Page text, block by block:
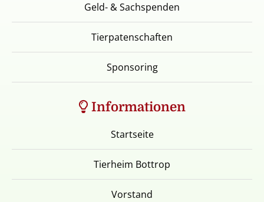
Geld- & Sachspenden
Tierpatenschaften
Sponsoring
Informationen
Startseite
Tierheim Bottrop
Vorstand